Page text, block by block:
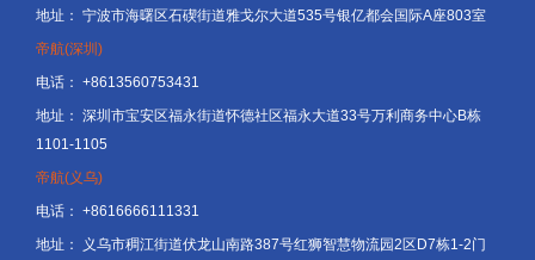
地址： 宁波市海曙区石碶街道雅戈尔大道535号银亿都会国际A座803室
帝航(深圳)
电话： +8613560753431
地址： 深圳市宝安区福永街道怀德社区福永大道33号万利商务中心B栋
1101-1105
帝航(义乌)
电话： +8616666111331
地址：
义乌市稠江街道伏龙山南路387号红狮智慧物流园2区D7栋1-2门